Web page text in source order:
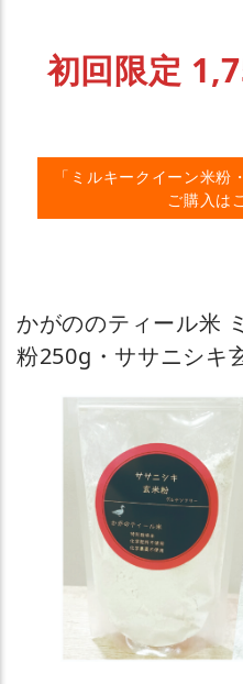
初回限定
「ミルキークイーン米粉
ご購入は
かがののティール米
粉250g・ササニシキ